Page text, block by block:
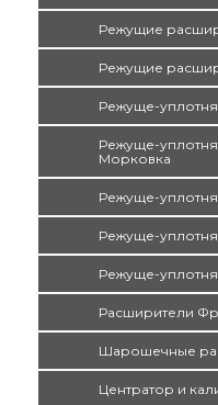
Режущие
Режущие
Режуще-
Режуще-
Морковка
Режуще-
Режуще-
Режуще-
Расширители
Шарошечные
Центратор и